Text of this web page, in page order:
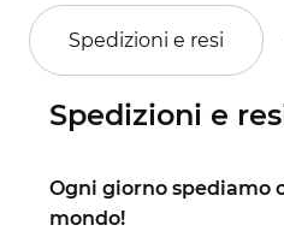
Spedizioni e resi
Spedizioni e
Ogni giorno spediamo
mondo!